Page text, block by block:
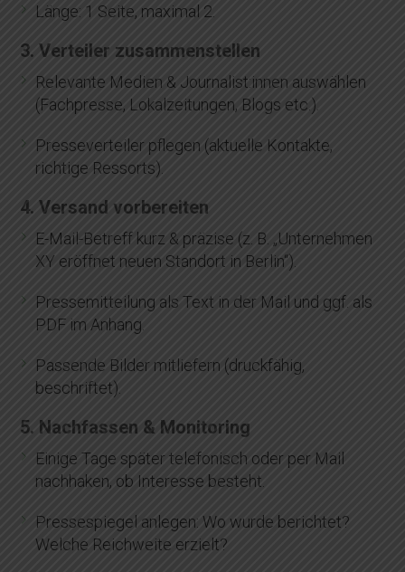
Länge: 1 Seite, maximal 2.
3. Verteiler zusammenstellen
Relevante Medien & Journalist:innen auswählen
(Fachpresse, Lokalzeitungen, Blogs etc.).
Presseverteiler pflegen (aktuelle Kontakte,
richtige Ressorts).
4. Versand vorbereiten
E-Mail-Betreff kurz & präzise (z. B. „Unternehmen
XY eröffnet neuen Standort in Berlin“).
Pressemitteilung als Text in der Mail und ggf. als
PDF im Anhang.
Passende Bilder mitliefern (druckfähig,
beschriftet).
5. Nachfassen & Monitoring
Einige Tage später telefonisch oder per Mail
nachhaken, ob Interesse besteht.
Pressespiegel anlegen: Wo wurde berichtet?
Welche Reichweite erzielt?